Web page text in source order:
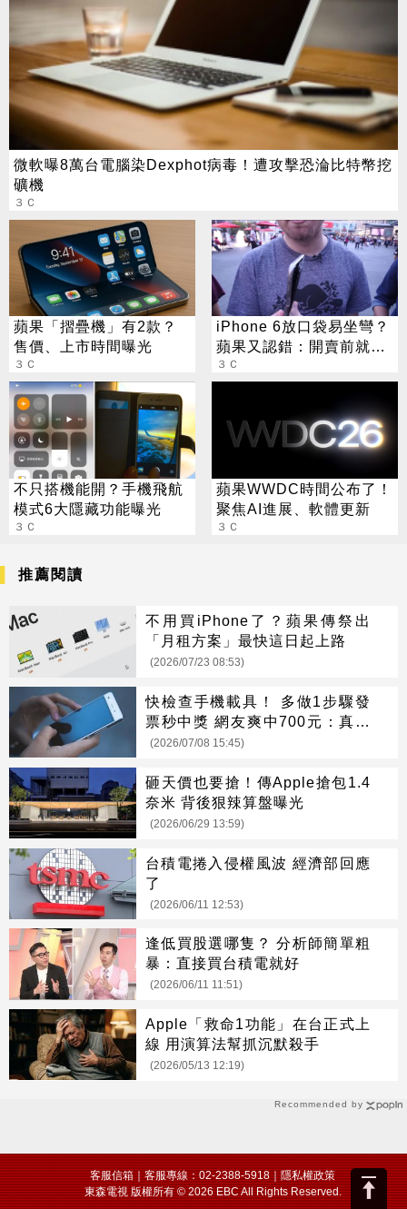
微軟曝8萬台電腦染Dexphot病毒！遭攻擊恐淪比特幣挖
礦機
３Ｃ
蘋果「摺疊機」有2款？
售價、上市時間曝光
３Ｃ
iPhone 6放口袋易坐彎？
蘋果又認錯：開賣前就知
設計有問題
３Ｃ
不只搭機能開？手機飛航
模式6大隱藏功能曝光
３Ｃ
蘋果WWDC時間公布了！
聚焦AI進展、軟體更新
３Ｃ
Recommended by
推薦閱讀
不用買iPhone了？蘋果傳祭出
「月租方案」最快這日起上路
(2026/07/23 08:53)
快檢查手機載具！ 多做1步驟發
票秒中獎 網友爽中700元：真的
有獎
(2026/07/08 15:45)
砸天價也要搶！傳Apple搶包1.4
奈米 背後狠辣算盤曝光
(2026/06/29 13:59)
台積電捲入侵權風波 經濟部回應
了
(2026/06/11 12:53)
逢低買股選哪隻？ 分析師簡單粗
暴：直接買台積電就好
(2026/06/11 11:51)
Apple「救命1功能」在台正式上
線 用演算法幫抓沉默殺手
(2026/05/13 12:19)
客服信箱｜客服專線：02-2388-5918｜隱私權政策
東森電視 版權所有 © 2026 EBC All Rights Reserved.